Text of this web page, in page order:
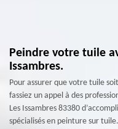
Peindre votre tuile
Issambres.
Pour assurer que votre tuile
fassiez un appel à des
Les Issambres 83380
spécialisés en peinture sur